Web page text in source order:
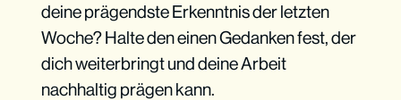
deine prägendste Erkenntnis der letzten
Woche? Halte den einen Gedanken fest, der
dich weiterbringt und deine Arbeit
nachhaltig prägen kann.